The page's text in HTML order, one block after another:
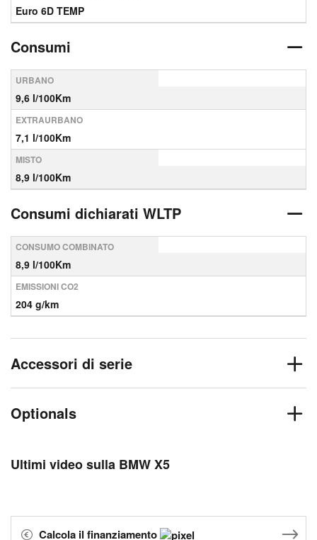
Euro 6D TEMP
Consumi
URBANO
9,6 l/100Km
EXTRAURBANO
7,1 l/100Km
MISTO
8,9 l/100Km
Consumi dichiarati WLTP
CONSUMO COMBINATO
8,9 l/100Km
EMISSIONI CO2
204 g/km
Accessori di serie
Optionals
Ultimi video sulla BMW X5
Calcola il finanziamento